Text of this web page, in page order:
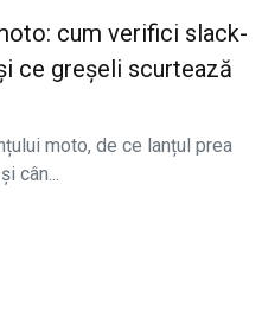
cum verifici slack-
ce greșeli scurtează
moto, de ce lanțul prea
cân...